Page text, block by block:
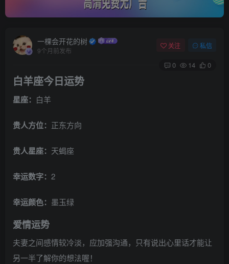
一棵会开花的树
9个月前发布
关注 私信
0 14 0
白羊座今日运势
星座： 白羊
贵人方位： 正东方向
贵人星座： 天蝎座
幸运数字： 2
幸运颜色： 墨玉绿
爱情运势
夫妻之间感情较冷淡，应加强沟通，只有说出心里话才能让
另一半了解你的想法喔！